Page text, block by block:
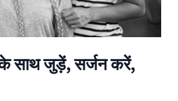
साथ जुड़ें, सर्जन करें,